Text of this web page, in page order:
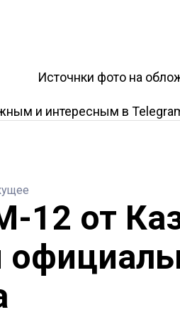
Источнки фото на
и интересным в
12 от